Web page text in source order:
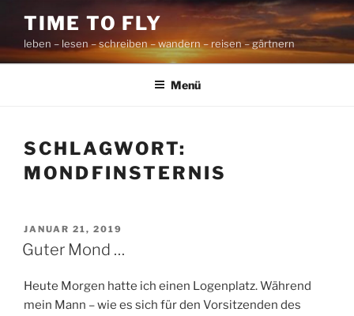
Inhalt
springen
TIME TO FLY
leben – lesen – schreiben – wandern – reisen – gärtnern
Menü
SCHLAGWORT:
MONDFINSTERNIS
VERÖFFENTLICHT
AM
JANUAR 21, 2019
Guter Mond …
Heute Morgen hatte ich einen Logenplatz. Während
mein Mann – wie es sich für den Vorsitzenden des